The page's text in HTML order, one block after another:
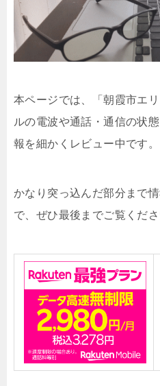
本ページでは、「朝霞市エ
ルの電波や通話・通信の状
報を細かくレビュー中です。
かなり突っ込んだ部分まで
で、ぜひ最後までご覧くださ